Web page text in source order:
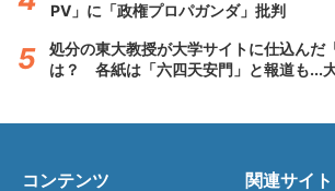
PV」に「政権プロパガンダ」批判
処分の東大教授が大学サイトに仕込んだ
は？ 各紙は「六四天安門」と報道も...
コンテンツ 関連サイト